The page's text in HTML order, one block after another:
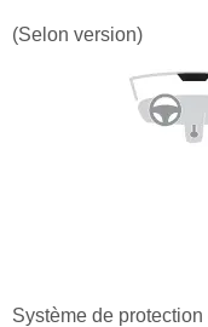
(Selon version)
Système de